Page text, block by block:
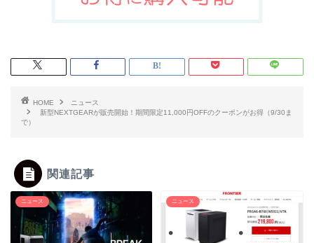
HOME
ニュース
新型NEXTGEARが販売開始！期間限定11,000円OFFのクーポンがお得（9/30ま
で）
関連記事
ニュース ニュース